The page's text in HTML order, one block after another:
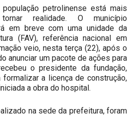
petrolinense está mais
realidade. O município
em breve com uma unidade da
(FAV), referência nacional em
veio, nesta terça (22), após o
anunciar um pacote de ações para
o presidente da fundação,
formalizar a licença de construção,
a obra do hospital.
na sede da prefeitura, foram